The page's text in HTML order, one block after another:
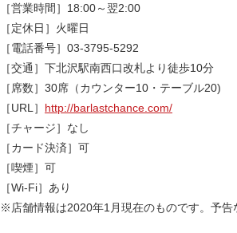
［営業時間］18:00～翌2:00
［定休日］火曜日
［電話番号］03-3795-5292
［交通］下北沢駅南西口改札より徒歩10分
［席数］30席（カウンター10・テーブル20)
［URL］ http://barlastchance.com/
［チャージ］なし
［カード決済］可
［喫煙］可
［Wi-Fi］あり
※店舗情報は2020年1月現在のものです。予